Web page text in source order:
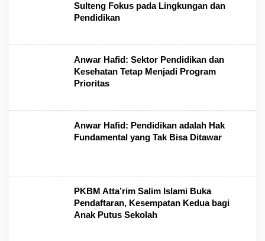
Sulteng Fokus pada Lingkungan dan
Pendidikan
Anwar Hafid: Sektor Pendidikan dan
Kesehatan Tetap Menjadi Program
Prioritas
Anwar Hafid: Pendidikan adalah Hak
Fundamental yang Tak Bisa Ditawar
PKBM Atta’rim Salim Islami Buka
Pendaftaran, Kesempatan Kedua bagi
Anak Putus Sekolah